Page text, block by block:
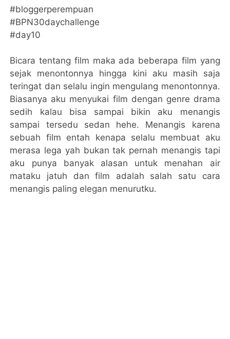
#bloggerperempuan
#BPN30daychallenge
#day10
Bicara tentang film maka ada beberapa film yang
sejak menontonnya hingga kini aku masih saja
teringat dan selalu ingin mengulang menontonnya.
Biasanya aku menyukai film dengan genre drama
sedih kalau bisa sampai bikin aku menangis
sampai tersedu sedan hehe. Menangis karena
sebuah film entah kenapa selalu membuat aku
merasa lega yah bukan tak pernah menangis tapi
aku punya banyak alasan untuk menahan air
mataku jatuh dan film adalah salah satu cara
menangis paling elegan menurutku.